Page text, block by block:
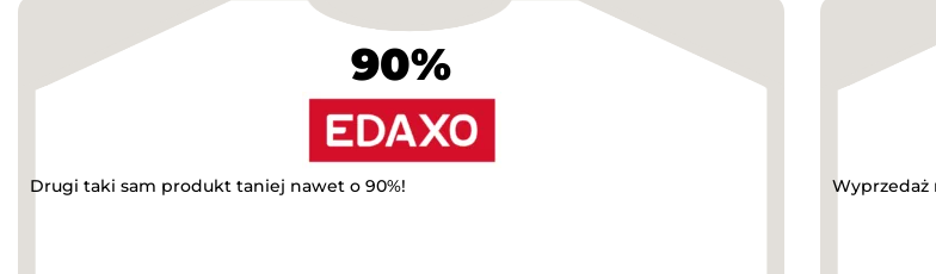
90%
Drugi taki sam produkt taniej nawet o 90%! Wyprzedaż